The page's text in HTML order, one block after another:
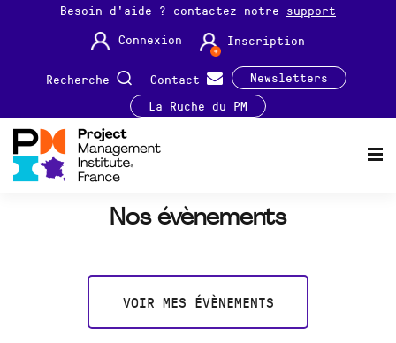
Besoin d'aide ? contactez notre support
Connexion
Inscription
Recherche Contact
Newsletters
La Ruche du PM
Nos évènements
VOIR MES ÉVÈNEMENTS